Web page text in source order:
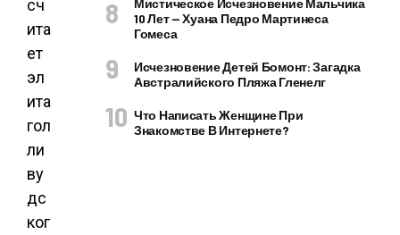
сч
ита
ет
эл
ита
гол
ли
ву
дс
ког
Мистическое Исчезновение Мальчика
10 Лет — Хуана Педро Мартинеса
Гомеса
Исчезновение Детей Бомонт: Загадка
Австралийского Пляжа Гленелг
Что Написать Женщине При
Знакомстве В Интернете?